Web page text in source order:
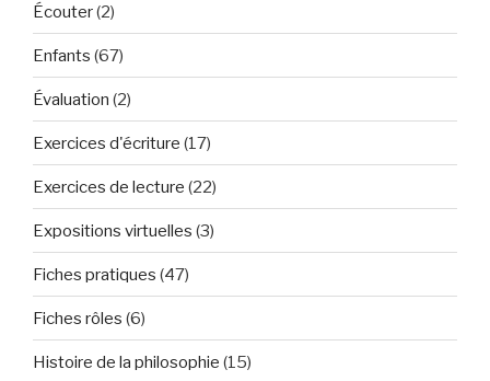
Écouter(2)
Enfants (67)
Évaluation (2)
Exercices d'écriture (17)
Exercices de lecture (22)
Expositions virtuelles (3)
Fiches pratiques (47)
Fiches rôles (6)
Histoire de la philosophie (15)